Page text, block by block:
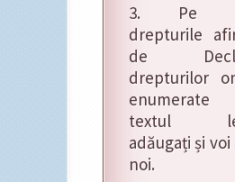
3. Pe
drepturile
de
drepturilor
textul
adăugați și
noi.